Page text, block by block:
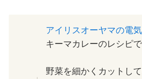
アイリスオーヤマの電
キーマカレーのレシピで
野菜を細かくカットし